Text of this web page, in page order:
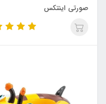
صورتی اینتکس